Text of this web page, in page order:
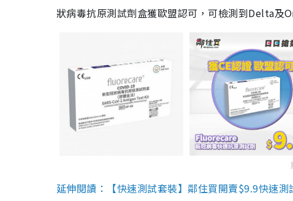
狀病毒抗原測試劑盒獲歐盟認可，可檢測到Delta及
延伸閱讀：【快速測試套裝】鄰住買開賣$9.9快速